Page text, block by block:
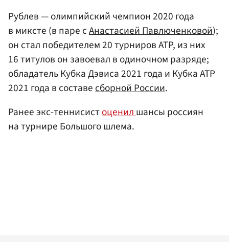
Рублев — олимпийский чемпион 2020 года
в миксте (в паре сАнастасией Павлюченковой);
он стал победителем 20 турниров ATP, из них
16 титулов он завоевал в одиночном разряде;
обладатель Кубка Дэвиса 2021 года и Кубка ATP
2021 года в составесборной России.
Ранее экс-теннисистоценилшансы россиян
на турнире Большого шлема.